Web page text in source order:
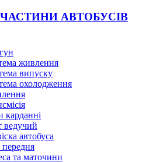
АВТОБУСІВ
живлення
випуску
охолодження
карданні
ведучий
автобуса
передня
та маточини